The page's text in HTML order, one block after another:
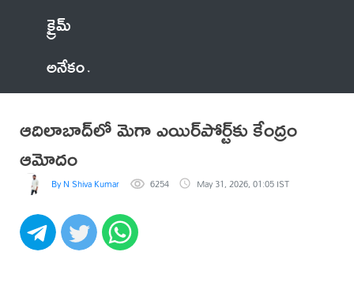
క్రైమ్
అనేకం
ఆదిలాబాద్‌లో మెగా ఎయిర్‌పోర్ట్‌కు కేంద్రం
ఆమోదం
By N Shiva Kumar 6254 May 31, 2026, 01:05 IST